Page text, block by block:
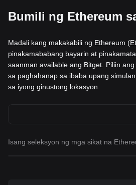
Bumili ng Ethereum
Madali kang makakabili ng Ethereum
pinakamababang bayarin at
saanman available ang Bitget. Piliin
sa paghahanap sa ibaba upang
sa iyong ginustong lokasyon:
Isang seleksyon ng mga sikat na